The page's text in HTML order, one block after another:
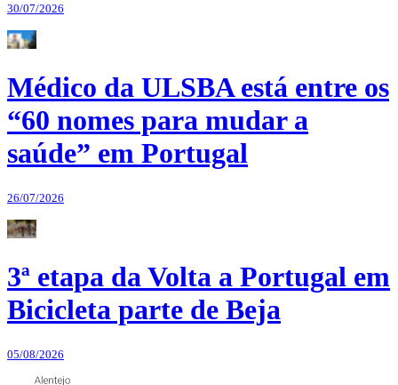
30/07/2026
Médico da ULSBA está entre os
“60 nomes para mudar a
saúde” em Portugal
26/07/2026
3ª etapa da Volta a Portugal em
Bicicleta parte de Beja
05/08/2026